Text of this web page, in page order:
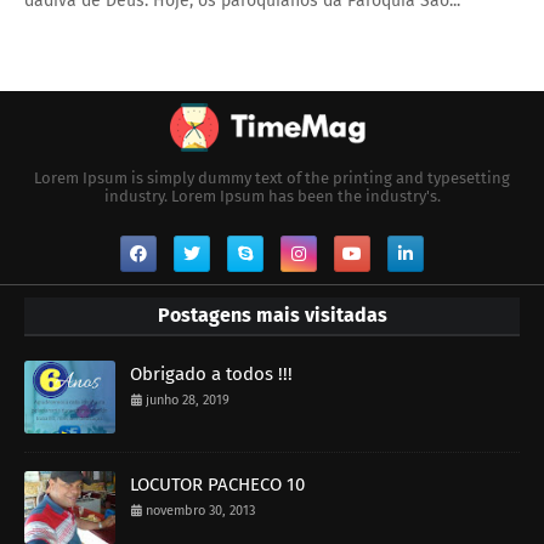
Lorem Ipsum is simply dummy text of the printing and typesetting
industry. Lorem Ipsum has been the industry's.
Postagens mais visitadas
Obrigado a todos !!!
junho 28, 2019
LOCUTOR PACHECO 10
novembro 30, 2013